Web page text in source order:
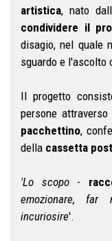
artistica, nato
condividere il
disagio, nel quale
sguardo e l'ascolto
Il progetto
persone
pacchettino,
della cassetta
'Lo scopo-
emozionare, far
incuriosire'.